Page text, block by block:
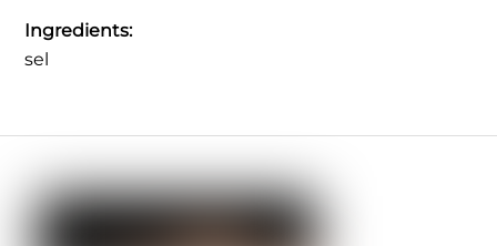
Ingredients:
sel